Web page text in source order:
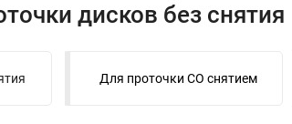
дисков без снятия
Для проточки СО снятием